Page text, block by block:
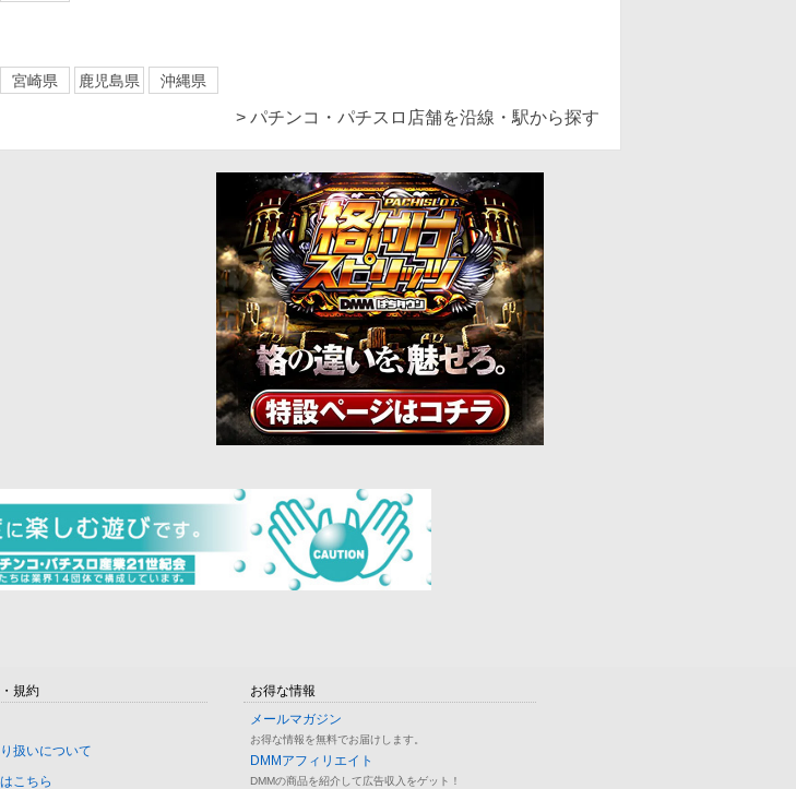
宮崎県 鹿児島県 沖縄県
> パチンコ・パチスロ店舗を沿線・駅から探す
規約
扱いについて
こちら
お得な情報
メールマガジン
お得な情報を無料でお届けします。
DMMアフィリエイト
DMMの商品を紹介して広告収入をゲット！